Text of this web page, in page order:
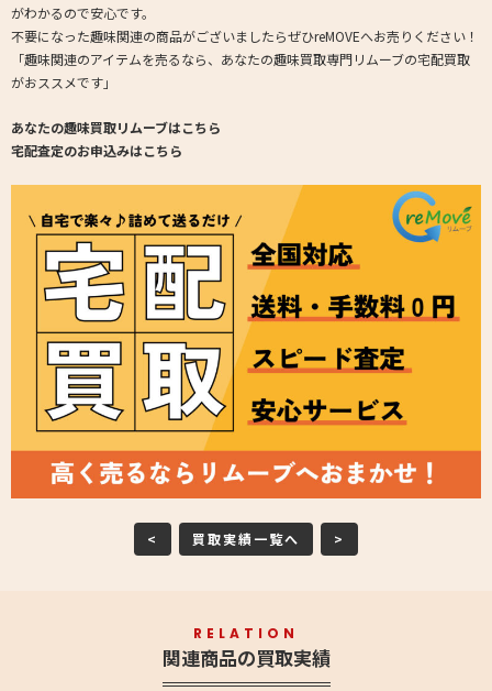
がわかるので安心です。
不要になった趣味関連の商品がございましたらぜひreMOVEへお売りください！
「趣味関連のアイテムを売るなら、あなたの趣味買取専門リムーブの宅配買取
がおススメです」
あなたの趣味買取リムーブはこちら
宅配査定のお申込みはこちら
< 買取実績一覧へ >
RELATION
関連商品の買取実績